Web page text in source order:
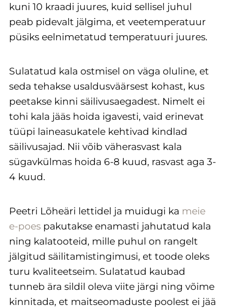
kuni 10 kraadi juures, kuid sellisel juhul
peab pidevalt jälgima, et veetemperatuur
püsiks eelnimetatud temperatuuri juures.
Sulatatud kala ostmisel on väga oluline, et
seda tehakse usaldusväärsest kohast, kus
peetakse kinni säilivusaegadest. Nimelt ei
tohi kala jääs hoida igavesti, vaid erinevat
tüüpi laineasukatele kehtivad kindlad
säilivusajad. Nii võib väherasvast kala
sügavkülmas hoida 6-8 kuud, rasvast aga 3-
4 kuud.
Peetri Lõheäri lettidel ja muidugi ka meie
e-poespakutakse enamasti jahutatud kala
ning kalatooteid, mille puhul on rangelt
jälgitud säilitamistingimusi, et toode oleks
turu kvaliteetseim. Sulatatud kaubad
tunneb ära sildil oleva viite järgi ning võime
kinnitada, et maitseomaduste poolest ei jää